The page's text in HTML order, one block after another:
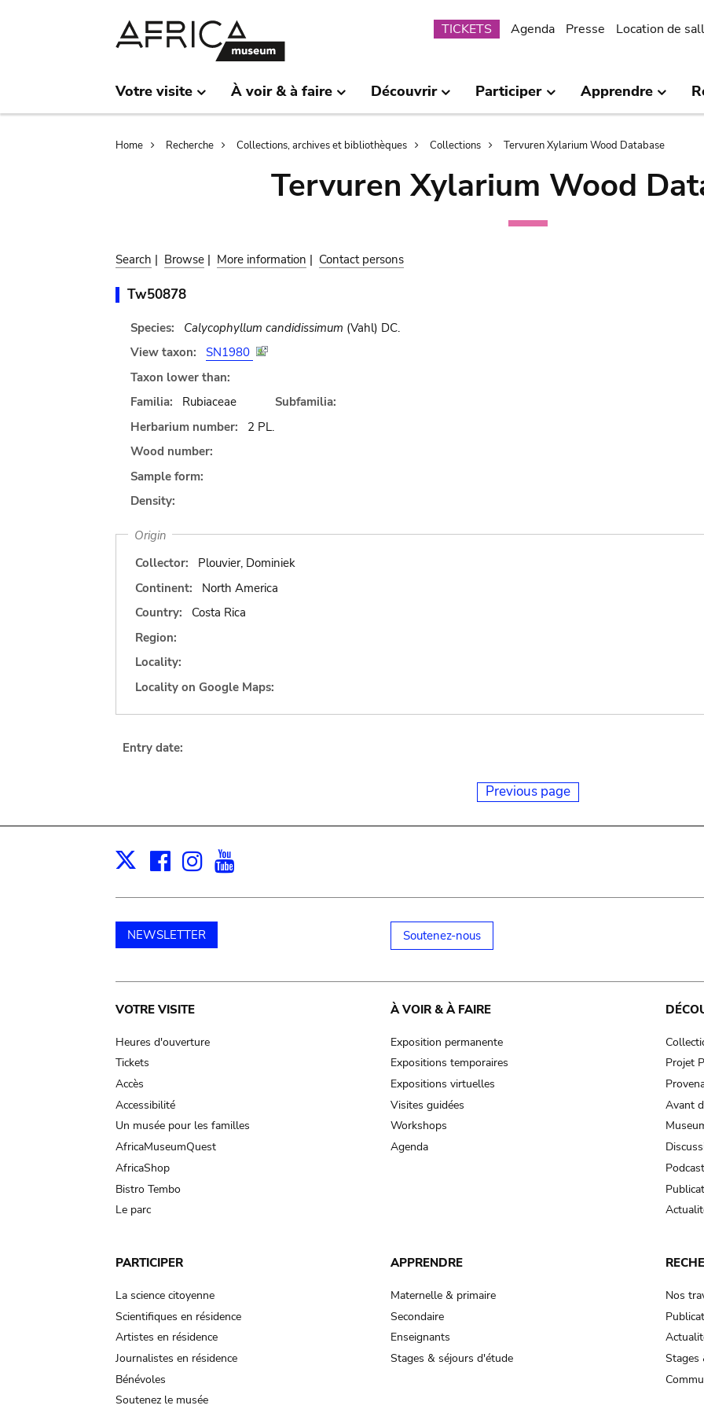
Submenu
TICKETS Agenda Presse Location de
Votre visite À voir & à faire Découvrir Participer Apprendre
Breadcrumb
Home Recherche Collections, archives et bibliothèques Collections Tervuren Xylarium Wood Database
Tervuren Xylarium Wood
Search | Browse | More information | Contact persons
Tw50878
Species: Calycophyllum candidissimum (Vahl) DC.
View taxon:
SN1980
Taxon lower than:
Familia:
Rubiaceae
Subfamilia:
Herbarium number:
2 PL.
Wood number:
Sample form:
Density:
Origin
Collector:
Plouvier, Dominiek
Continent:
North America
Country:
Costa Rica
Region:
Locality:
Locality on Google Maps:
Entry date:
Previous page
X Facebook
Instagram
NEWSLETTER Soutenez-nous
Main
navigation
VOTRE VISITE
Heures d'ouverture
Tickets
Accès
Accessibilité
Un musée pour les familles
AfricaMuseumQuest
AfricaShop
Bistro Tembo
Le parc
À VOIR & À FAIRE
Exposition permanente
Expositions temporaires
Expositions virtuelles
Visites guidées
Workshops
Agenda
Projet
Avant
PARTICIPER
La science citoyenne
Scientifiques en résidence
Artistes en résidence
Journalistes en résidence
Bénévoles
Soutenez le musée
APPRENDRE
Maternelle & primaire
Secondaire
Enseignants
Stages & séjours d'étude
Nos
Stages